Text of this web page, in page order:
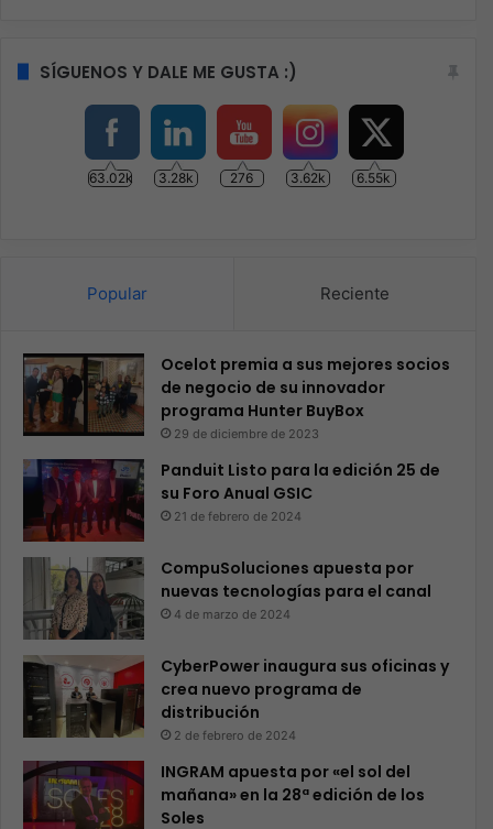
SÍGUENOS Y DALE ME GUSTA :)
63.02k 3.28k 276 3.62k 6.55k
Popular Reciente
Ocelot premia a sus mejores socios
de negocio de su innovador
programa Hunter BuyBox
29 de diciembre de 2023
Panduit Listo para la edición 25 de
su Foro Anual GSIC
21 de febrero de 2024
CompuSoluciones apuesta por
nuevas tecnologías para el canal
4 de marzo de 2024
CyberPower inaugura sus oficinas y
crea nuevo programa de
distribución
2 de febrero de 2024
INGRAM apuesta por «el sol del
mañana» en la 28ª edición de los
Soles